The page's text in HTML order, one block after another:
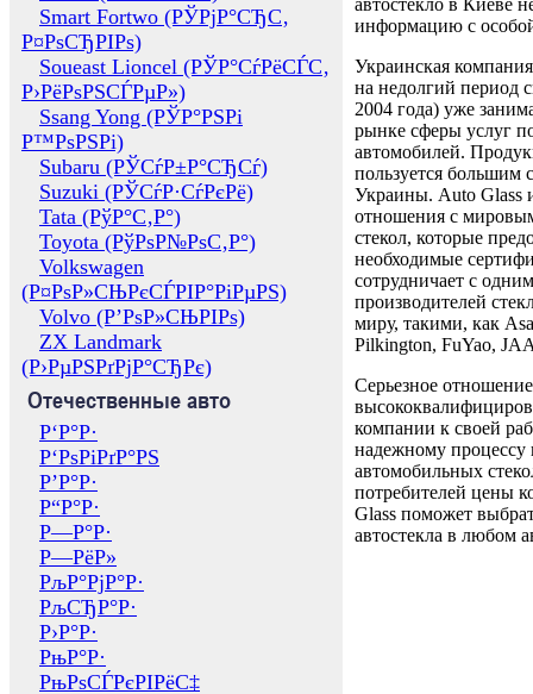
Smart Fortwo (РЎРјР°СЂС‚
Р¤РѕСЂРІРѕ)
Soueast Lioncel (РЎР°СѓРёСЃС‚
Р›РёРѕРЅСЃРµР»)
Ssang Yong (РЎР°РЅРі
Р™РѕРЅРі)
Subaru (РЎСѓР±Р°СЂСѓ)
Suzuki (РЎСѓР·СѓРєРё)
Tata (РўР°С‚Р°)
Toyota (РўРѕР№РѕС‚Р°)
Volkswagen
(Р¤РѕР»СЊРєСЃРІР°РіРµРЅ)
Volvo (Р’РѕР»СЊРІРѕ)
ZX Landmark
(Р›РµРЅРґРјР°СЂРє)
Отечественные авто
Р‘Р°Р·
Р‘РѕРіРґР°РЅ
Р’Р°Р·
Р“Р°Р·
Р—Р°Р·
Р—РёР»
РљР°РјР°Р·
РљСЂР°Р·
Р›Р°Р·
РњР°Р·
РњРѕСЃРєРІРёС‡
автостекло в Киеве
информацию с
Украинская
на недолгий период
2004 года) уже
рынке сферы услуг
автомобилей.
пользуется большим
Украины. Auto Glass
отношения с
стекол, которые
необходимые
сотрудничает с
производителей
миру, такими, как
Pilkington, FuYao,
Серьезное отношение
компании к своей
надежному процессу
автомобильных
потребителей цены
Glass поможет
автостекла в любом